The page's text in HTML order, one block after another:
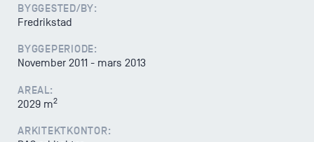
BYGGESTED/BY:
Fredrikstad
BYGGEPERIODE:
November 2011 - mars 2013
AREAL:
2029 m2
ARKITEKTKONTOR: